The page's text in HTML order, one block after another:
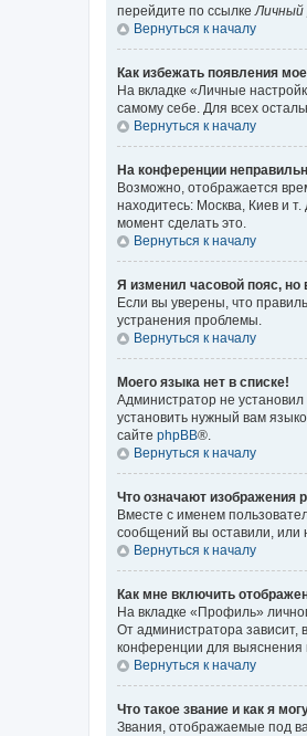
перейдите по ссылкеЛичный
Вернуться к началу
Как избежать появления
На вкладке «Личные
самому себе. Для всех
Вернуться к началу
На конференции
Возможно, отображается
находитесь: Москва, Киев и
момент сделать это.
Вернуться к началу
Я изменил часовой пояс, но
Если вы уверены, что
устранения проблемы.
Вернуться к началу
Моего языка нет в списке!
Администратор не
установить нужный вам
сайте phpBB®.
Вернуться к началу
Что означают изображения
Вместе с именем
сообщений вы оставили, или
Вернуться к началу
Как мне включить
На вкладке «Профиль»
От администратора зависит,
конференции для выяснения
Вернуться к началу
Что такое звание и как я
Звания, отображаемые под